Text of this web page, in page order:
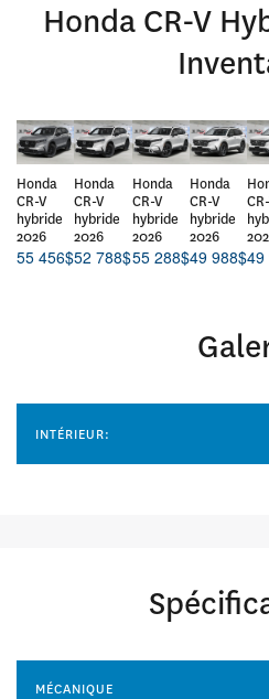
Honda CR-V
Honda
CR-V
hybride
2026
55 456$
Honda
CR-V
hybride
2026
52 788$
Honda
CR-V
hybride
2026
55 288$
Honda
CR-V
hybride
2026
49 988$49
INTÉRIEUR:
MÉCANIQUE